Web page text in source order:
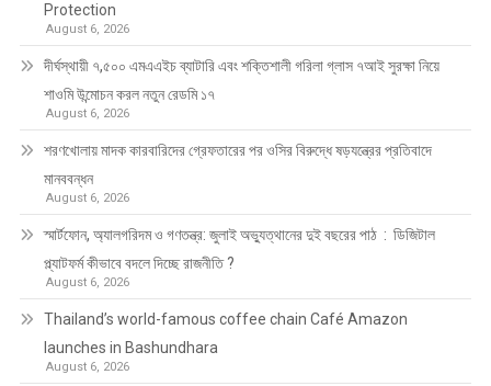
Protection
August 6, 2026
দীর্ঘস্থায়ী ৭,৫০০ এমএএইচ ব্যাটারি এবং শক্তিশালী গরিলা গ্লাস ৭আই সুরক্ষা নিয়ে
শাওমি উন্মোচন করল নতুন রেডমি ১৭
August 6, 2026
শরণখোলায় মাদক কারবারিদের গ্রেফতারের পর ওসির বিরুদ্ধে ষড়যন্ত্রের প্রতিবাদে
মানববন্ধন
August 6, 2026
স্মার্টফোন, অ্যালগরিদম ও গণতন্ত্র: জুলাই অভ্যুত্থানের দুই বছরের পাঠ : ডিজিটাল
প্ল্যাটফর্ম কীভাবে বদলে দিচ্ছে রাজনীতি ?
August 6, 2026
Thailand’s world-famous coffee chain Café Amazon
launches in Bashundhara
August 6, 2026